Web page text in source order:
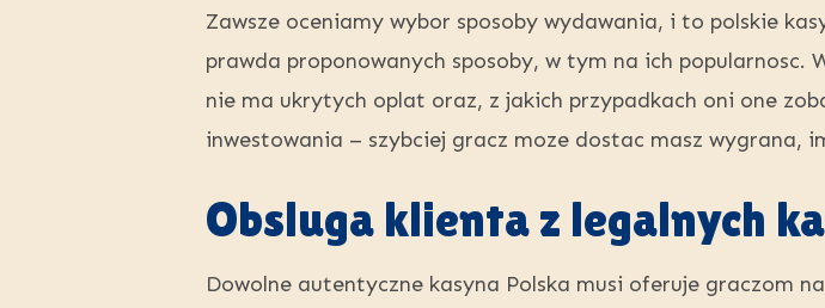
Zawsze oceniamy wybor sposoby wydawania, i to polskie
prawda proponowanych sposoby, w tym na ich popularnosc.
nie ma ukrytych oplat oraz, z jakich przypadkach oni one
inwestowania – szybciej gracz moze dostac masz wygrana,
Obsluga klienta z legalnych
Dowolne autentyczne kasyna Polska musi oferuje graczom